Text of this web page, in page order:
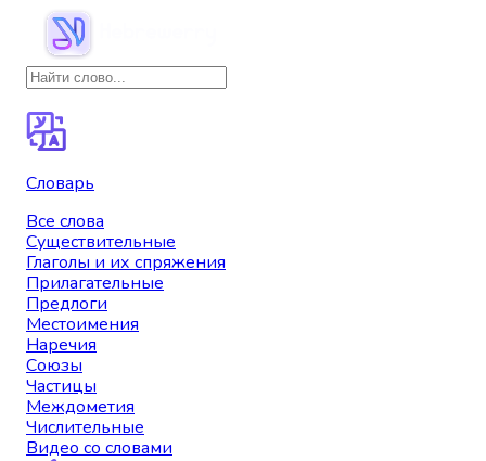
Словарь
Все слова
Существительные
Глаголы и их спряжения
Прилагательные
Предлоги
Местоимения
Наречия
Союзы
Частицы
Междометия
Числительные
Видео со словами